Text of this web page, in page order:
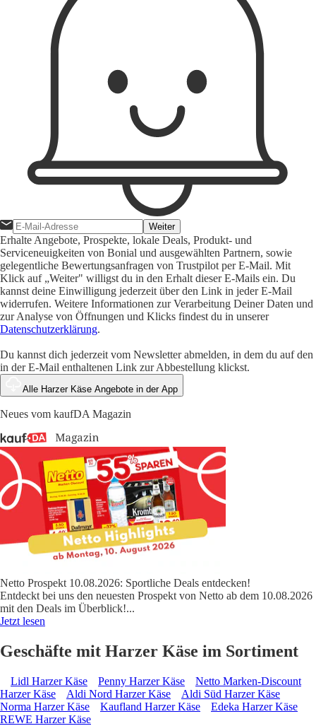
Weiter
Erhalte Angebote, Prospekte, lokale Deals, Produkt- und
Serviceneuigkeiten von Bonial und ausgewählten Partnern, sowie
gelegentliche Bewertungsanfragen von Trustpilot per E-Mail. Mit
Klick auf „Weiter" willigst du in den Erhalt dieser E-Mails ein. Du
kannst deine Einwilligung jederzeit über den Link in jeder E-Mail
widerrufen. Weitere Informationen zur Verarbeitung Deiner Daten und
zur Analyse von Öffnungen und Klicks findest du in unserer
Datenschutzerklärung.
Du kannst dich jederzeit vom Newsletter abmelden, in dem du auf den
in der E-Mail enthaltenen Link zur Abbestellung klickst.
Alle Harzer Käse Angebote in der App
Neues vom kaufDA Magazin
Netto Prospekt 10.08.2026: Sportliche Deals entdecken!
Entdeckt bei uns den neuesten Prospekt von Netto ab dem 10.08.2026
mit den Deals im Überblick!...
Jetzt lesen
Geschäfte mit Harzer Käse im Sortiment
Lidl Harzer Käse Penny Harzer Käse
Netto Marken-Discount
Harzer Käse
Aldi Nord Harzer Käse
Aldi Süd Harzer Käse
Norma Harzer Käse
Kaufland Harzer Käse
Edeka Harzer Käse
REWE Harzer Käse